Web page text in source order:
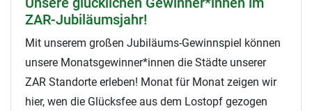
Erlös aus Golfturnier geht an Stiftung
Hilfe für kranke Kinder
Beim 2. ZAR Reha Cup stand Ende Juni nicht nur der
gemeinsame Sport im Fokus: Die Teilnehmer*innen